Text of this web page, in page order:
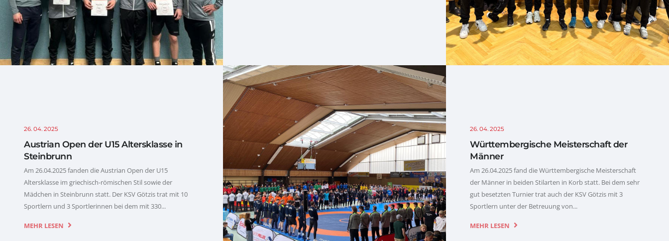
26. 04. 2025
Austrian Open der U15 Altersklasse in
Steinbrunn
Am 26.04.2025 fanden die Austrian Open der U15
Altersklasse im griechisch-römischen Stil sowie der
Mädchen in Steinbrunn statt. Der KSV Götzis trat mit 10
Sportlern und 3 Sportlerinnen bei dem mit 330...
MEHR LESEN
26. 04. 2025
Württembergische Meisterschaft der
Männer
Am 26.04.2025 fand die Württembergische Meisterschaft
der Männer in beiden Stilarten in Korb statt. Bei dem sehr
gut besetzten Turnier trat auch der KSV Götzis mit 3
Sportlern unter der Betreuung von...
MEHR LESEN